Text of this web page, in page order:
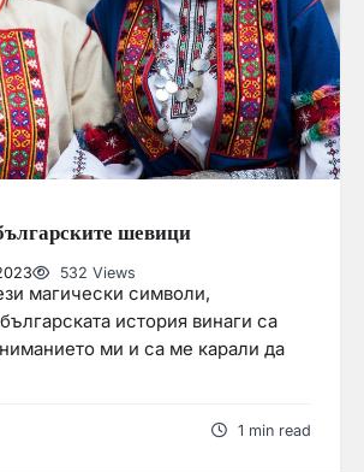
шевици
532 Views
магически символи,
история винаги са
ми и са ме карали да
1 min read